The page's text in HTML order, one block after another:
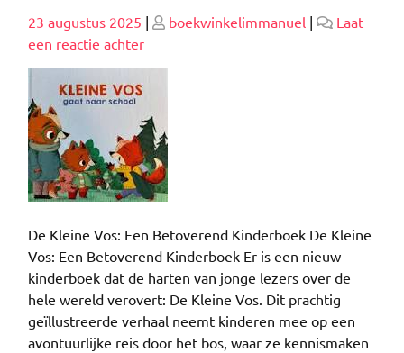
Geplaatst
op
23 augustus 2025 | Geplaatst
boekwinkelimmanuel |
Laat
een reactie achterop
Ontdek
van
De
Kleine
Vos:
Betoverend
Kinderboek
De Kleine Vos: Een Betoverend Kinderboek De Kleine
Vos: Een Betoverend Kinderboek Er is een nieuw
kinderboek dat de harten van jonge lezers over de
hele wereld verovert: De Kleine Vos. Dit prachtig
geïllustreerde verhaal neemt kinderen mee op een
avontuurlijke reis door het bos, waar ze kennismaken